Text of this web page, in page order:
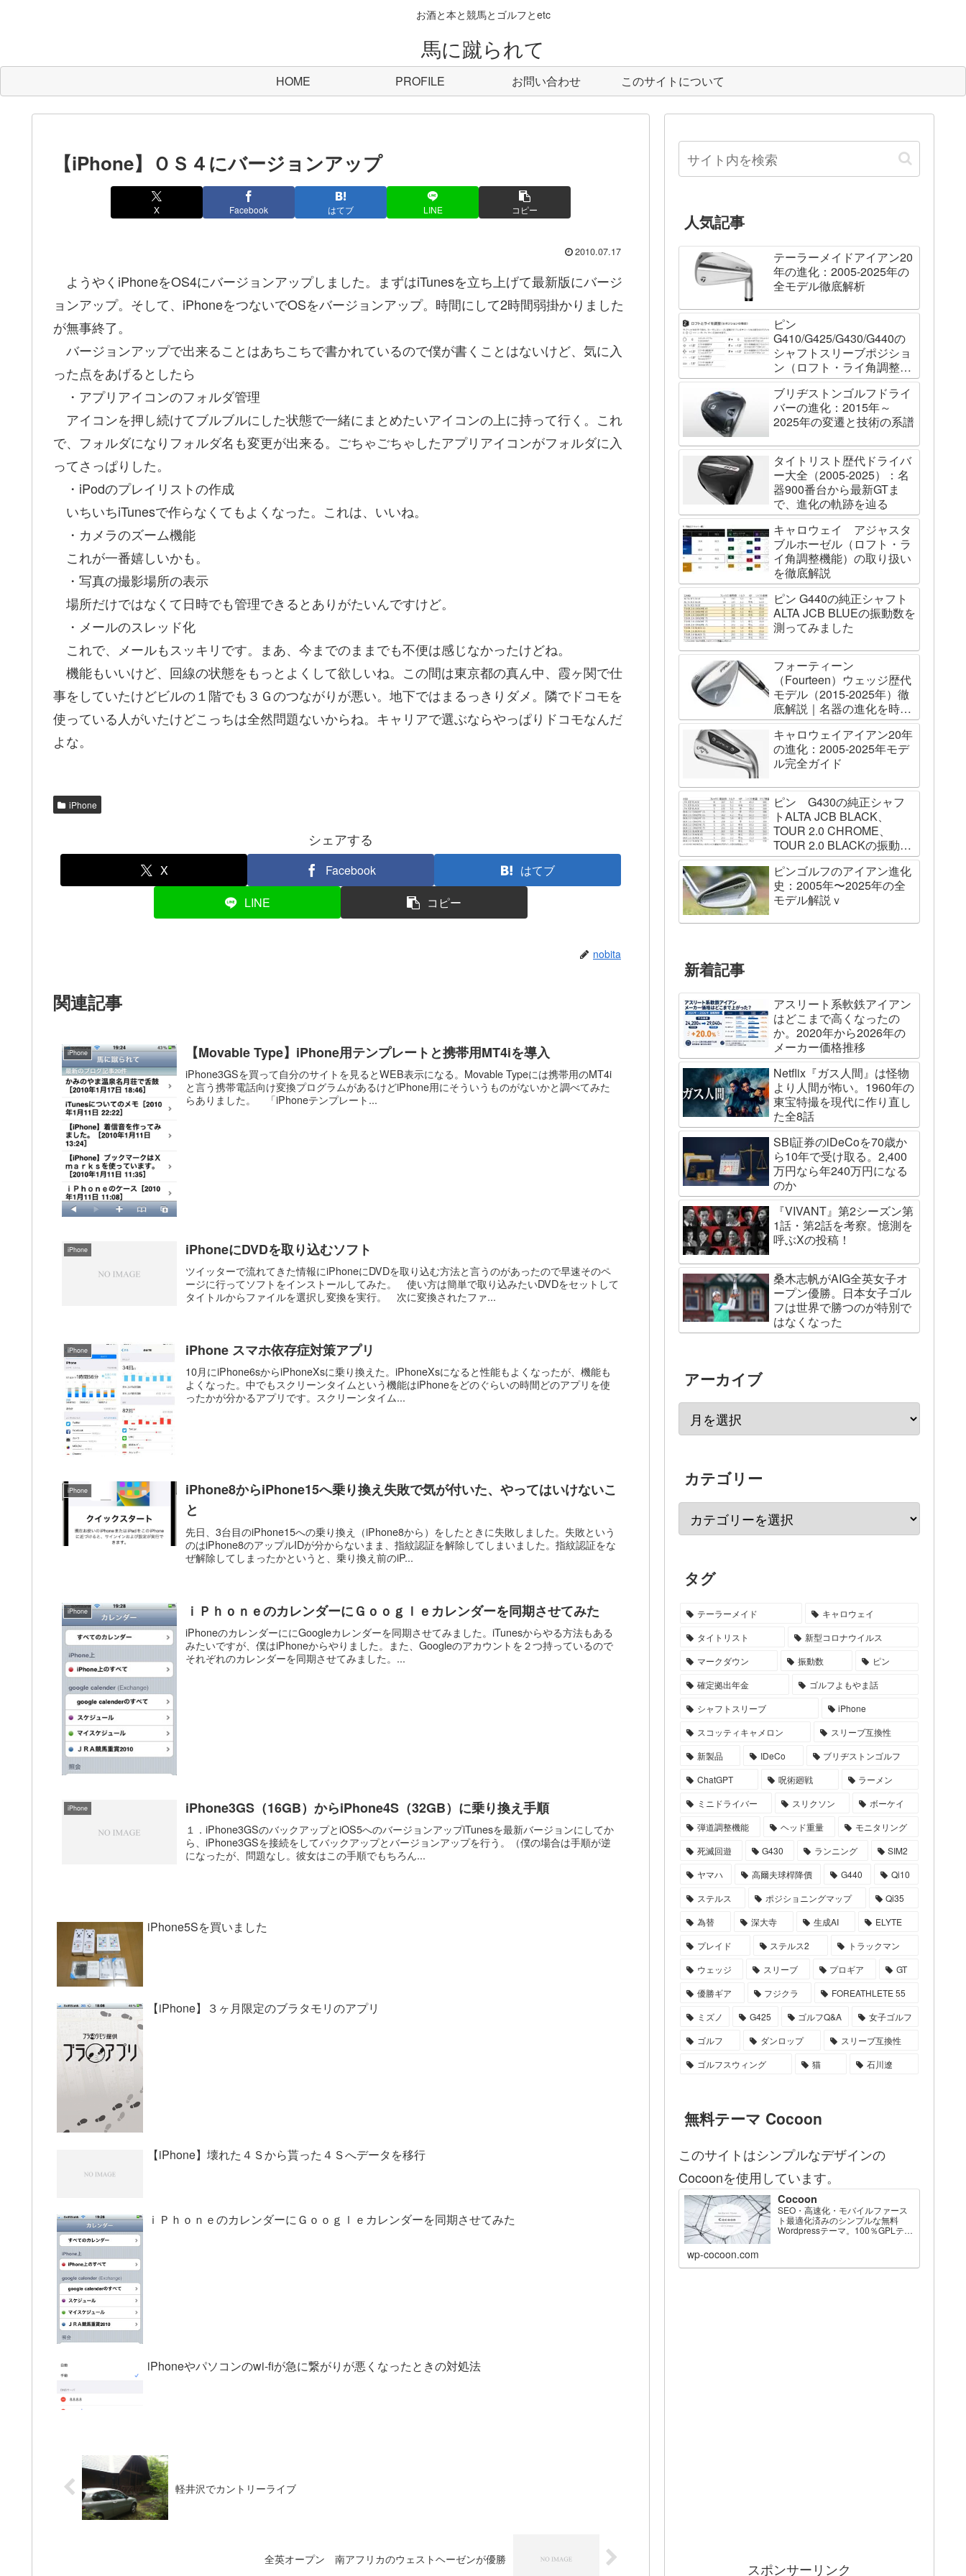
お酒と本と競馬とゴルフとetc
馬に蹴られて
HOME PROFILE お問い合わせ このサイトについて
【iPhone】ＯＳ４にバージョンアップ
X Facebook はてブ LINE コピー
2010.07.17
ようやくiPhoneをOS4にバージョンアップしました。まずはiTunesを立ち上げて最新版にバージ
ョンアップ。そして、iPhoneをつないでOSをバージョンアップ。時間にして2時間弱掛かりました
が無事終了。
バージョンアップで出来ることはあちこちで書かれているので僕が書くことはないけど、気に入
った点をあげるとしたら
・アプリアイコンのフォルダ管理
アイコンを押し続けてブルブルにした状態で一緒にまとめたいアイコンの上に持って行く。これ
で、フォルダになりフォルダ名も変更が出来る。ごちゃごちゃしたアプリアイコンがフォルダに入
ってさっぱりした。
・iPodのプレイリストの作成
いちいちiTunesで作らなくてもよくなった。これは、いいね。
・カメラのズーム機能
これが一番嬉しいかも。
・写真の撮影場所の表示
場所だけではなくて日時でも管理できるとありがたいんですけど。
・メールのスレッド化
これで、メールもスッキリです。まあ、今までのままでも不便は感じなかったけどね。
機能もいいけど、回線の状態をもっとよくして欲しいね。この間は東京都の真ん中、霞ヶ関で仕
事をしていたけどビルの１階でも３Ｇのつながりが悪い。地下ではまるっきりダメ。隣でドコモを
使っている人がいたけどこっちは全然問題ないからね。キャリアで選ぶならやっぱりドコモなんだ
よな。
iPhone
シェアする
X Facebook
はてブ
LINE
コピー
nobita
関連記事
iPhone 【Movable Type】iPhone用テンプレートと携帯用MT4iを導入
iPhone3GSを買って自分のサイトを見るとWEB表示になる。Movable Typeには携帯用のMT4i
と言う携帯電話向け変換プログラムがあるけどiPhone用にそういうものがないかと調べてみた
らありました。 「iPhoneテンプレート...
iPhone iPhoneにDVDを取り込むソフト
ツイッターで流れてきた情報にiPhoneにDVDを取り込む方法と言うのがあったので早速そのペ
ージに行ってソフトをインストールしてみた。 使い方は簡単で取り込みたいDVDをセットして
タイトルからファイルを選択し変換を実行。 次に変換されたファ...
iPhone iPhone スマホ依存症対策アプリ
10月にiPhone6sからiPhoneXsに乗り換えた。iPhoneXsになると性能もよくなったが、機能も
よくなった。中でもスクリーンタイムという機能はiPhoneをどのぐらいの時間どのアプリを使
ったかが分かるアプリです。スクリーンタイム...
iPhone
iPhone8からiPhone15へ乗り換え失敗で気が付いた、やってはいけないこ
と
先日、3台目のiPhone15への乗り換え（iPhone8から）をしたときに失敗しました。失敗という
のはiPhone8のアップルIDが分からないまま、指紋認証を解除してしまいました。指紋認証をな
ぜ解除してしまったかというと、乗り換え前のiP...
iPhone ｉＰｈｏｎｅのカレンダーにＧｏｏｇｌｅカレンダーを同期させてみた
iPhoneのカレンダーににGoogleカレンダーを同期させてみました。iTunesからやる方法もある
みたいですが、僕はiPhoneからやりました。また、Googleのアカウントを２つ持っているので
それぞれのカレンダーを同期させてみました。...
iPhone iPhone3GS（16GB）からiPhone4S（32GB）に乗り換え手順
１．iPhone3GSのバックアップとiOS5へのバージョンアップiTunesを最新バージョンにしてか
ら、iPhone3GSを接続をしてバックアップとバージョンアップを行う。（僕の場合は手順が逆
になったが、問題なし。彼女はこの手順でもちろん...
iPhone5Sを買いました
【iPhone】３ヶ月限定のブラタモリのアプリ
【iPhone】壊れた４Ｓから貰った４Ｓへデータを移行
ｉＰｈｏｎｅのカレンダーにＧｏｏｇｌｅカレンダーを同期させてみた
iPhoneやパソコンのwi-fiが急に繋がりが悪くなったときの対処法
軽井沢でカントリーライブ
全英オープン 南アフリカのウェストヘーゼンが優勝
人気記事
テーラーメイドアイアン20
年の進化：2005-2025年の
全モデル徹底解析
ピン
G410/G425/G430/G440の
シャフトスリーブポジショ
ン（ロフト・ライ角調整機
能）について
ブリヂストンゴルフドライ
バーの進化：2015年～
2025年の変遷と技術の系譜
タイトリスト歴代ドライバ
ー大全（2005-2025）：名
器900番台から最新GTま
で、進化の軌跡を辿る
キャロウェイ アジャスタ
ブルホーゼル（ロフト・ラ
イ角調整機能）の取り扱い
を徹底解説
ピン G440の純正シャフト
ALTA JCB BLUEの振動数を
測ってみました
フォーティーン
（Fourteen）ウェッジ歴代
モデル（2015-2025年）徹
底解説｜名器の進化を時系
列で辿る
キャロウェイアイアン20年
の進化：2005-2025年モデ
ル完全ガイド
ピン G430の純正シャフ
トALTA JCB BLACK、
TOUR 2.0 CHROME、
TOUR 2.0 BLACKの振動数
を測ってみました
ピンゴルフのアイアン進化
史：2005年〜2025年の全
モデル解説ｖ
新着記事
アスリート系軟鉄アイアン
はどこまで高くなったの
か。2020年から2026年の
メーカー価格推移
Netflix『ガス人間』は怪物
より人間が怖い。1960年の
東宝特撮を現代に作り直し
た全8話
SBI証券のiDeCoを70歳か
ら10年で受け取る。2,400
万円なら年240万円になる
のか
『VIVANT』第2シーズン第
1話・第2話を考察。憶測を
呼ぶXの投稿！
桑木志帆がAIG全英女子オ
ープン優勝。日本女子ゴル
フは世界で勝つのが特別で
はなくなった
アーカイブ
カテゴリー
タグ
テーラーメイド
キャロウェイ
タイトリスト
新型コロナウイルス
マークダウン
振動数
ピン
確定拠出年金
ゴルフよもやま話
シャフトスリーブ
iPhone
スコッティキャメロン
スリーブ互換性
新製品
IDeCo
ブリヂストンゴルフ
ChatGPT
呪術廻戦
ラーメン
ミニドライバー
スリクソン
ボーケイ
弾道調整機能
ヘッド重量
モニタリング
死滅回遊
G430 ランニング
SIM2
ヤマハ
高爾夫球桿降價 G440
Qi10
ステルス
ポジショニングマップ
Qi35
為替
深大寺 生成AI
ELYTE
プレイド
ステルス2
トラックマン
ウェッジ
スリーブ プロギア
GT
優勝ギア
フジクラ
FOREATHLETE 55
ミズノ
G425 ゴルフQ&A
女子ゴルフ
ゴルフ
ダンロップ
スリーブ互換性
ゴルフスウィング
猫 石川遼
無料テーマ Cocoon
このサイトはシンプルなデザインの
Cocoonを使用しています。
Cocoon
SEO・高速化・モバイルファース
ト最適化済みのシンプルな無料
Wordpressテーマ。100％GPLテー
wp-cocoon.com
スポンサーリンク